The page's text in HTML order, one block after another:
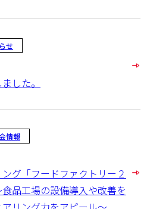
せ
した。
情報
グ「フードファクトリー２
品工場の設備導入や改善を